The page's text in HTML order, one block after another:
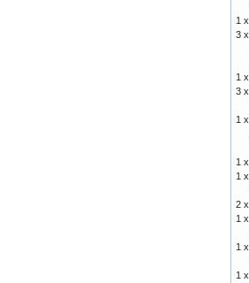
1 x
3 x
1 x
3 x
1 x
1 x
1 x
2 x
1 x
1 x
1 x